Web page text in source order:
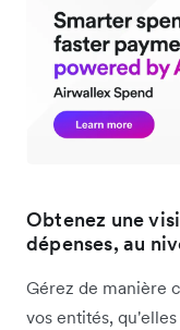
Obtenez une
dépenses, au
Gérez de manière
vos entités,